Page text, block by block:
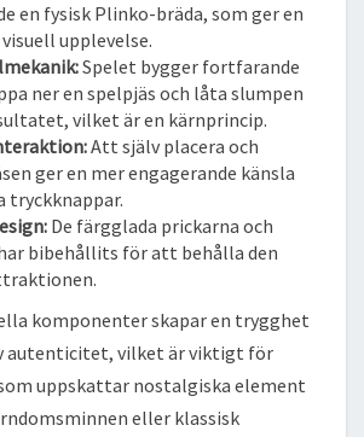
en fysisk Plinko-bräda, som ger en
upplevelse.
Spelet bygger fortfarande
ner en spelpjäs och låta slumpen
vilket är en kärnprincip.
Att själv placera och
ger en mer engagerande känsla
tryckknappar.
De färgglada prickarna och
bibehållits för att behålla den
komponenter skapar en trygghet
autenticitet, vilket är viktigt för
uppskattar nostalgiska element
eller klassisk